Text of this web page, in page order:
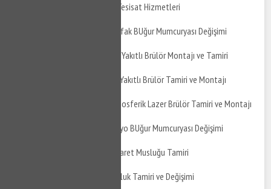
Mudanya Mirzaoba Su Tesisat Hizmetleri
Mudanya Mirzaoba Mutfak BUğur Mumcuryası Değişimi
Mudanya Mirzaoba Gaz Yakıtlı Brülör Montajı ve Tamiri
Mudanya Mirzaoba Sıvı Yakıtlı Brülör Tamiri ve Montajı
Mudanya Mirzaoba Atmosferik Lazer Brülör Tamiri ve Montajı
Mudanya Mirzaoba Banyo BUğur Mumcuryası Değişimi
Mudanya Mirzaoba Taharet Musluğu Tamiri
Mudanya Mirzaoba Musluk Tamiri ve Değişimi